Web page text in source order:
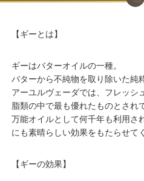
【ギーとは】
ギーはバターオイルの一種。
バターから不純物を取り除いた純
アーユルヴェーダでは、フレッシ
脂類の中で最も優れたものとされ
万能オイルとして何千年も利用さ
にも素晴らしい効果をもたらせて
【ギーの効果】